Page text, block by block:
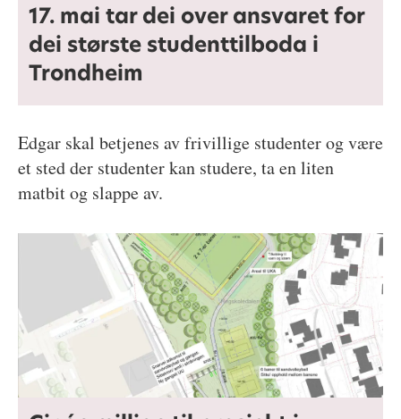
17. mai tar dei over ansvaret for
dei største studenttilboda i
Trondheim
Edgar skal betjenes av frivillige studenter og være
et sted der studenter kan studere, ta en liten
matbit og slappe av.